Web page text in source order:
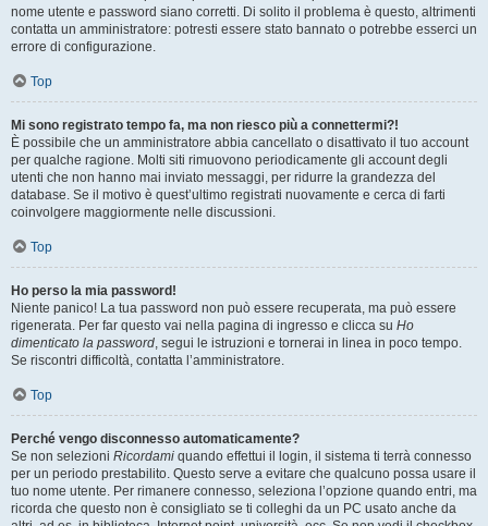
nome utente e password siano corretti. Di solito il problema è questo, altrimenti
contatta un amministratore: potresti essere stato bannato o potrebbe esserci un
errore di configurazione.
Top
Mi sono registrato tempo fa, ma non riesco più a connettermi?!
È possibile che un amministratore abbia cancellato o disattivato il tuo account
per qualche ragione. Molti siti rimuovono periodicamente gli account degli
utenti che non hanno mai inviato messaggi, per ridurre la grandezza del
database. Se il motivo è quest’ultimo registrati nuovamente e cerca di farti
coinvolgere maggiormente nelle discussioni.
Top
Ho perso la mia password!
Niente panico! La tua password non può essere recuperata, ma può essere
rigenerata. Per far questo vai nella pagina di ingresso e clicca su Ho
dimenticato la password, segui le istruzioni e tornerai in linea in poco tempo.
Se riscontri difficoltà, contatta l’amministratore.
Top
Perché vengo disconnesso automaticamente?
Se non selezioni Ricordami quando effettui il login, il sistema ti terrà connesso
per un periodo prestabilito. Questo serve a evitare che qualcuno possa usare il
tuo nome utente. Per rimanere connesso, seleziona l’opzione quando entri, ma
ricorda che questo non è consigliato se ti colleghi da un PC usato anche da